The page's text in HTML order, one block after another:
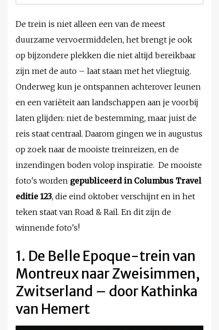
De trein is niet alleen een van de meest
duurzame vervoermiddelen, het brengt je ook
op bijzondere plekken die niet altijd bereikbaar
zijn met de auto – laat staan met het vliegtuig.
Onderweg kun je ontspannen achterover leunen
en een variëteit aan landschappen aan je voorbij
laten glijden: niet de bestemming, maar juist de
reis staat centraal. Daarom gingen we in augustus
op zoek naar de mooiste treinreizen, en de
inzendingen boden volop inspiratie. De mooiste
foto's worden gepubliceerd in Columbus Travel
editie 123, die eind oktober verschijnt en in het
teken staat van Road & Rail. En dit zijn de
winnende foto's!
1. De Belle Epoque-trein van
Montreux naar Zweisimmen,
Zwitserland – door Kathinka
van Hemert